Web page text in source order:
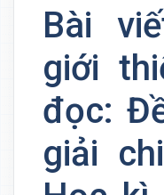
Bài
giới
đọc:
giải